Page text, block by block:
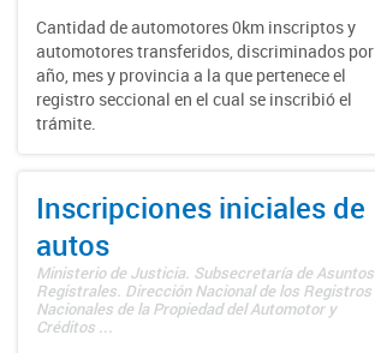
Cantidad de automotores 0km inscriptos y
automotores transferidos, discriminados por
año, mes y provincia a la que pertenece el
registro seccional en el cual se inscribió el
trámite.
Inscripciones iniciales de
autos
Ministerio de Justicia. Subsecretaría de Asuntos
Registrales. Dirección Nacional de los Registros
Nacionales de la Propiedad del Automotor y
Créditos ...